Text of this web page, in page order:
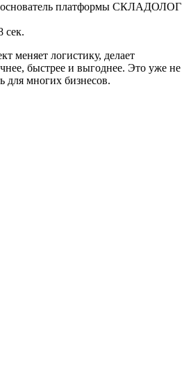
основатель платформы СКЛАДОЛОГ
сек.
меняет логистику, делает
быстрее и выгоднее. Это уже не
для многих бизнесов.